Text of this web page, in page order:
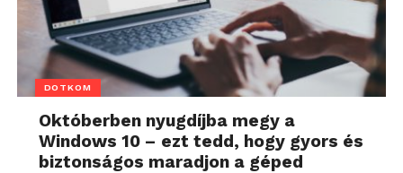
DOTKOM
Októberben nyugdíjba megy a
Windows 10 – ezt tedd, hogy gyors és
biztonságos maradjon a géped